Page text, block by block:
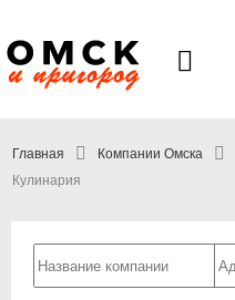
Главная Компании Омска
Кулинария